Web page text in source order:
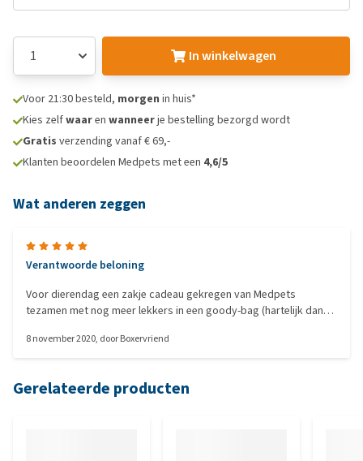
In winkelwagen
Voor 21:30 besteld, morgen in huis*
Kies zelfwaaren wanneerje bestelling bezorgd wordt
Gratis verzending vanaf € 69,-
Klanten beoordelen Medpets met een 4,6/5
Wat anderen zeggen
Verantwoorde beloning
Voor dierendag een zakje cadeau gekregen van Medpets
tezamen met nog meer lekkers in een goody-bag (hartelijk dank
bestellen omdat het verantwoorde snoepjes zijn, een aanrader
8 november 2020, doorBoxervriend
Gerelateerde producten